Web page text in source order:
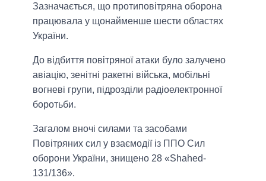
Зазначається, що протиповітряна оборона
працювала у щонайменше шести областях
України.
До відбиття повітряної атаки було залучено
авіацію, зенітні ракетні війська, мобільні
вогневі групи, підрозділи радіоелектронної
боротьби.
Загалом вночі силами та засобами
Повітряних сил у взаємодії із ППО Сил
оборони України, знищено 28 «Shahed-
131/136».